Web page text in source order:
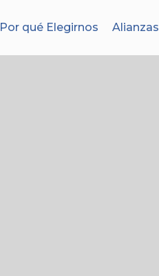
Por qué Elegirnos Alianzas